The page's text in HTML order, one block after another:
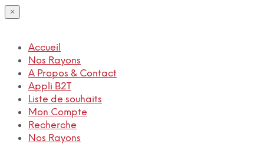
×
Accueil
Nos Rayons
A Propos & Contact
Appli B2T
Liste de souhaits
Mon Compte
Recherche
Nos Rayons